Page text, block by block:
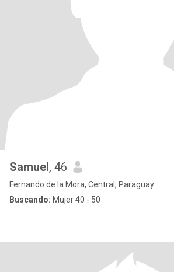
Samuel, 46
Fernando de la Mora, Central, Paraguay
Buscando: Mujer 40 - 50